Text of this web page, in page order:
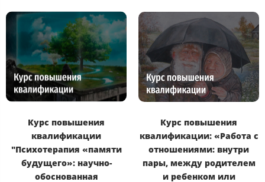
Курс повышения
квалификации
"Психотерапия «памяти
будущего»: научно-
обоснованная
Курс повышения
квалификации: «Работа с
отношениями: внутри
пары, между родителем
и ребенком или